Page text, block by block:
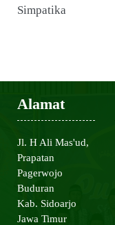
Simpatika
Alamat
Jl. H Ali Mas'ud,
Prapatan
Pagerwojo
Buduran
Kab. Sidoarjo
Jawa Timur